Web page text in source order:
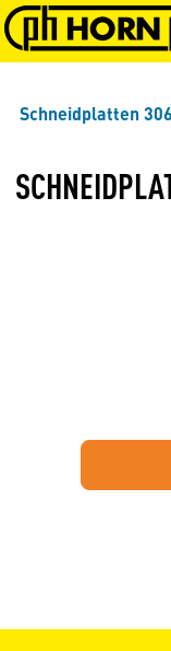
Springe zu
Schneidplatten 306